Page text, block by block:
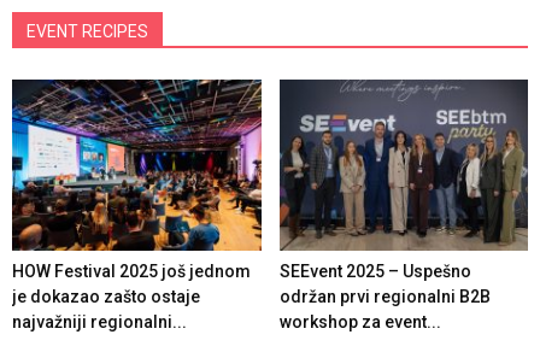
EVENT RECIPES
HOW Festival 2025 još jednom
je dokazao zašto ostaje
najvažniji regionalni...
SEEvent 2025 – Uspešno
održan prvi regionalni B2B
workshop za event...